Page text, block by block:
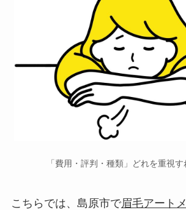
「費用・評判・種類」どれを重視す
こちらでは、島原市で眉毛アート